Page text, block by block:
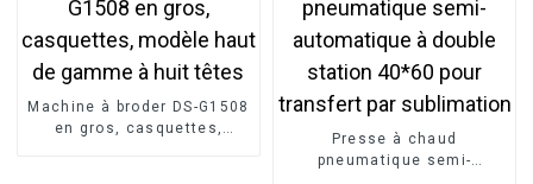
Machine à broder DS-G1508
en gros, casquettes,
Presse à chaud
pneumatique semi-